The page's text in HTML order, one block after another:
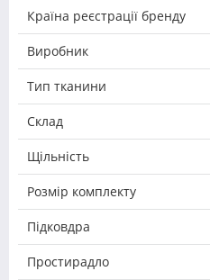
Країна реєстрації бренду
Виробник
Тип тканини
Склад
Щільність
Розмір комплекту
Підковдра
Простирадло